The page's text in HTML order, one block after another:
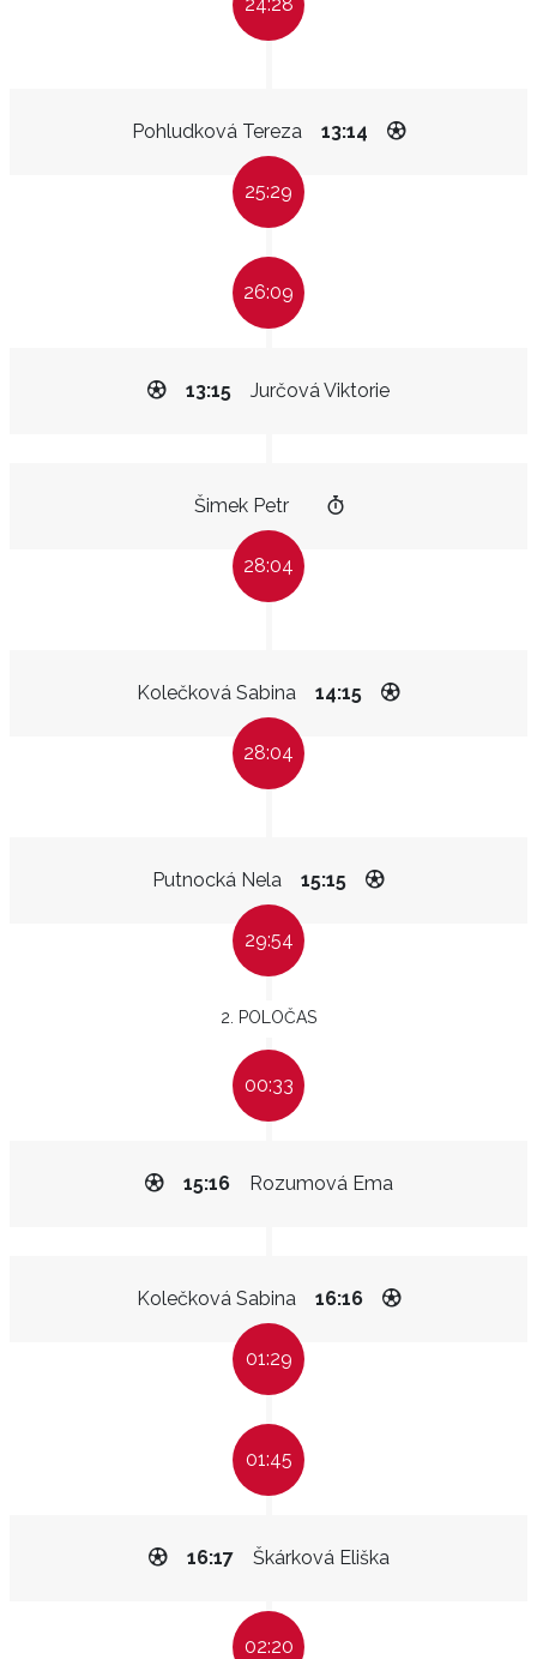
Pohludková Tereza 13:14
25:29
26:09
Jurčová Viktorie
13:15
Šimek Petr
28:04
Kolečková Sabina 14:15
28:04
Putnocká Nela 15:15
29:54
2. POLOČAS
00:33
Rozumová Ema
15:16
Kolečková Sabina 16:16
01:29
01:45
Škárková Eliška
16:17
02:20